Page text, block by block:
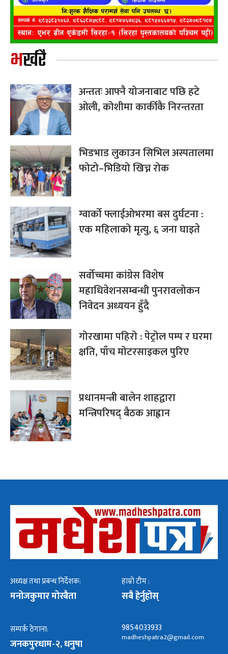
भर्खरै
अन्ततः आफ्नै योजनाबाट पछि हटे
ओली, कोशीमा कार्कीकै निरन्तरता
भिडभाड लुकाउन सिभिल अस्पतालमा
फोटो–भिडियो खिच्न रोक
ग्वार्को फ्लाईओभरमा बस दुर्घटना :
एक महिलाको मृत्यु, ६ जना घाइते
सर्वोच्चमा कांग्रेस विशेष
महाधिवेशनसम्बन्धी पुनरावलोकन
निवेदन अध्ययन हुँदै
गोरखामा पहिरो : पेट्रोल पम्प र घरमा
क्षति, पाँच मोटरसाइकल पुरिए
प्रधानमन्त्री बालेन शाहद्वारा
मन्त्रिपरिषद् बैठक आह्वान
अध्यक्ष तथा प्रबन्ध निर्देशक:
मनोजकुमार मोरबैता
हाम्रो टीम :
सबै हेर्नुहोस्
सम्पर्क ठेगाना:
जनकपुरधाम-२, धनुषा
9854033933
madheshpatra2@gmail.com